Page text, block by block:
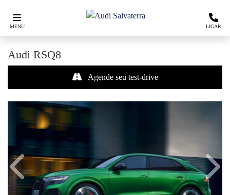
MENU LIGAR
Audi RSQ8
Agende seu test-drive
Anterior